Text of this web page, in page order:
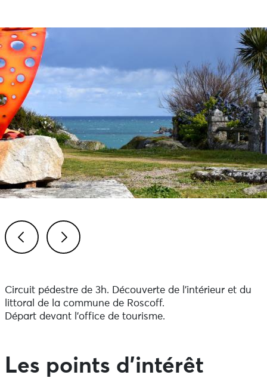
Circuit pédestre de 3h. Découverte de l'intérieur et du
littoral de la commune de Roscoff.
Départ devant l'office de tourisme.
Les points d'intérêt